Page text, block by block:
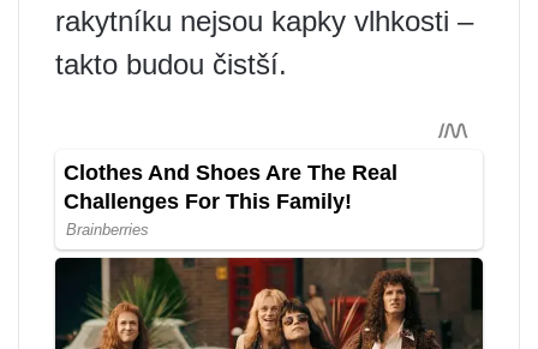
rakytníku nejsou kapky vlhkosti –
takto budou čistší.